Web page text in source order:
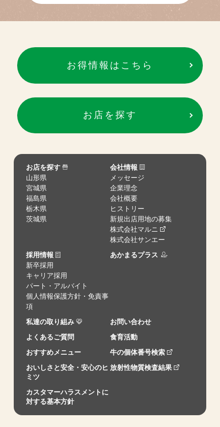
お得情報はこちら
お店を探す
お店を探す
山形県
宮城県
福島県
栃木県
茨城県
会社情報
メッセージ
企業理念
会社概要
ヒストリー
新規出店用地の募集
株式会社マルニ
株式会社サンエー
採用情報
新卒採用
キャリア採用
パート・アルバイト
個人情報保護方針・免責事
項
あかまるプラス
私達の取り組み
お問い合わせ
よくあるご質問
食育活動
おすすめメニュー
牛の個体番号検索
おいしさと安全・安心のヒ
ミツ
放射性物質検査結果
カスタマーハラスメントに
対する基本方針